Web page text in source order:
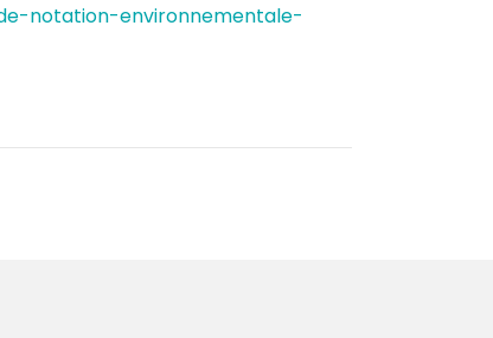
notation-environnementale-